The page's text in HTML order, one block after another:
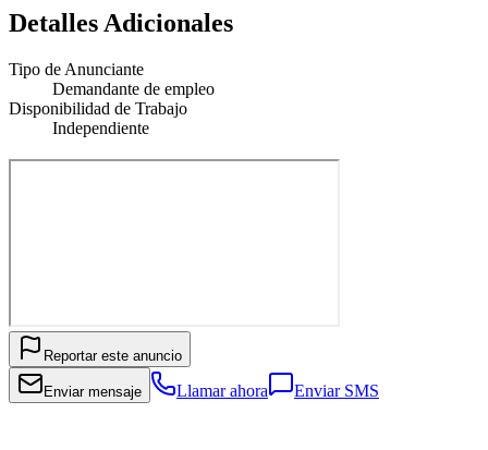
Detalles Adicionales
Tipo de Anunciante
Demandante de empleo
Disponibilidad de Trabajo
Independiente
Reportar este anuncio
Enviar mensaje Llamar ahora Enviar SMS